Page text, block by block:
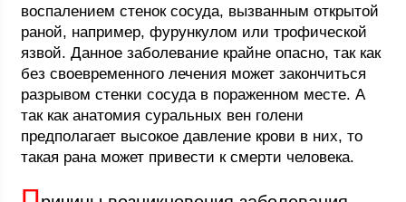
воспалением стенок сосуда, вызванным открытой
раной, например, фурункулом или трофической
язвой. Данное заболевание крайне опасно, так как
без своевременного лечения может закончиться
разрывом стенки сосуда в пораженном месте. А
так как анатомия суральных вен голени
предполагает высокое давление крови в них, то
такая рана может привести к смерти человека.